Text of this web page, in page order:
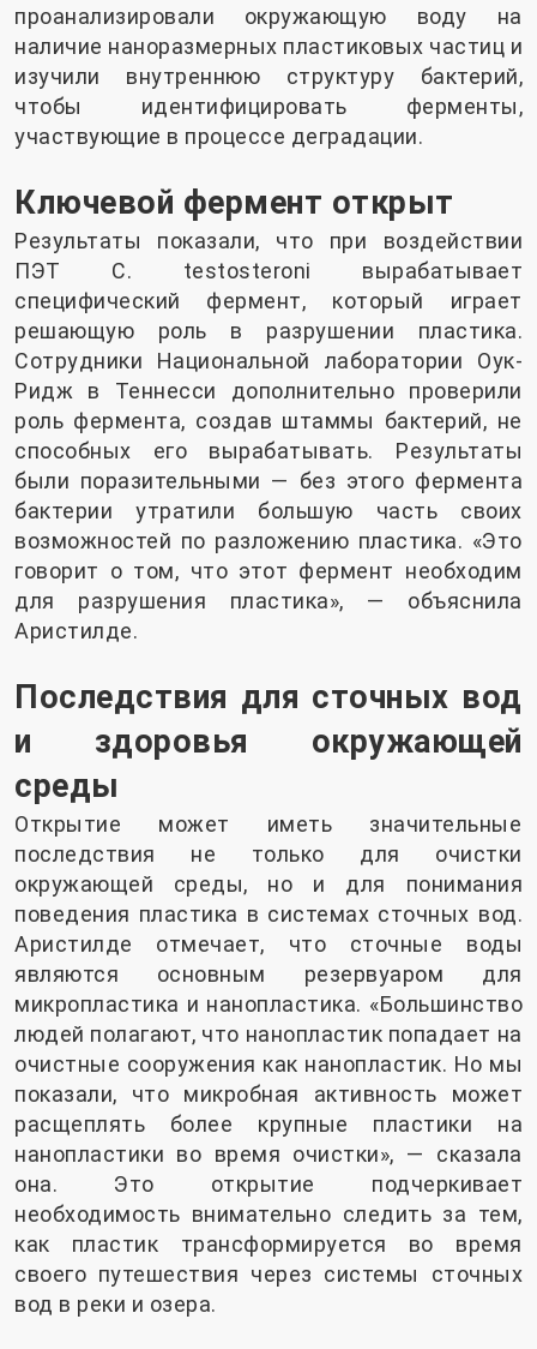
проанализировали окружающую воду на
наличие наноразмерных пластиковых частиц и
изучили внутреннюю структуру бактерий,
чтобы идентифицировать ферменты,
участвующие в процессе деградации.
Ключевой фермент открыт
Результаты показали, что при воздействии
ПЭТ C. testosteroni вырабатывает
специфический фермент, который играет
решающую роль в разрушении пластика.
Сотрудники Национальной лаборатории Оук-
Ридж в Теннесси дополнительно проверили
роль фермента, создав штаммы бактерий, не
способных его вырабатывать. Результаты
были поразительными — без этого фермента
бактерии утратили большую часть своих
возможностей по разложению пластика. «Это
говорит о том, что этот фермент необходим
для разрушения пластика», — объяснила
Аристилде.
Последствия для сточных вод
и здоровья окружающей
среды
Открытие может иметь значительные
последствия не только для очистки
окружающей среды, но и для понимания
поведения пластика в системах сточных вод.
Аристилде отмечает, что сточные воды
являются основным резервуаром для
микропластика и нанопластика. «Большинство
людей полагают, что нанопластик попадает на
очистные сооружения как нанопластик. Но мы
показали, что микробная активность может
расщеплять более крупные пластики на
нанопластики во время очистки», — сказала
она. Это открытие подчеркивает
необходимость внимательно следить за тем,
как пластик трансформируется во время
своего путешествия через системы сточных
вод в реки и озера.